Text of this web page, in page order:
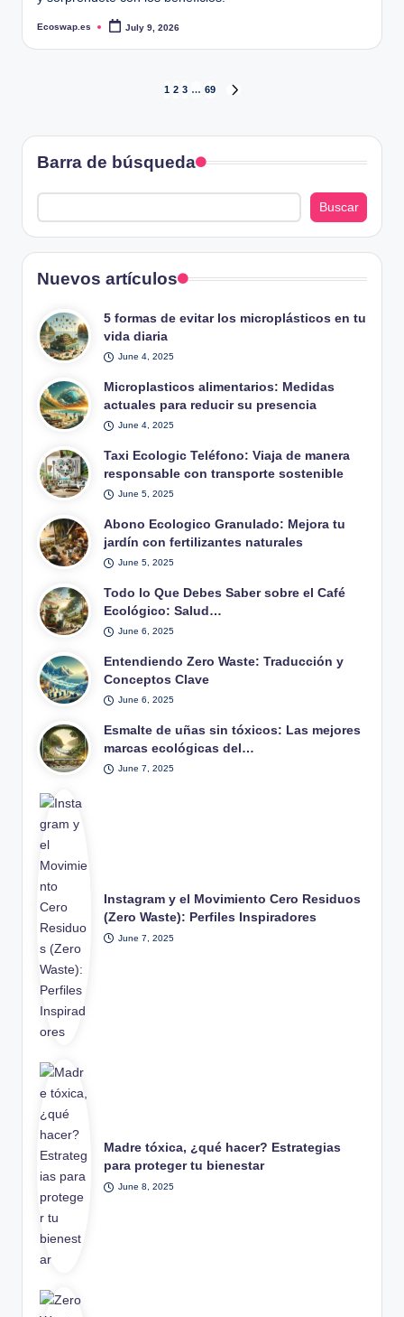
Posted
Ecoswap.es July 9, 2026
pagination
1 2 3 … 69
Barra de búsqueda
Buscar
Nuevos artículos
5 formas de evitar los microplásticos en tu
vida diaria
June 4, 2025
Microplasticos alimentarios: Medidas
actuales para reducir su presencia
June 4, 2025
Taxi Ecologic Teléfono: Viaja de manera
responsable con transporte sostenible
June 5, 2025
Abono Ecologico Granulado: Mejora tu
jardín con fertilizantes naturales
June 5, 2025
Todo lo Que Debes Saber sobre el Café
Ecológico: Salud…
June 6, 2025
Entendiendo Zero Waste: Traducción y
Conceptos Clave
June 6, 2025
Esmalte de uñas sin tóxicos: Las mejores
marcas ecológicas del…
June 7, 2025
Instagram y el Movimiento Cero Residuos
(Zero Waste): Perfiles Inspiradores
June 7, 2025
Madre tóxica, ¿qué hacer? Estrategias
para proteger tu bienestar
June 8, 2025